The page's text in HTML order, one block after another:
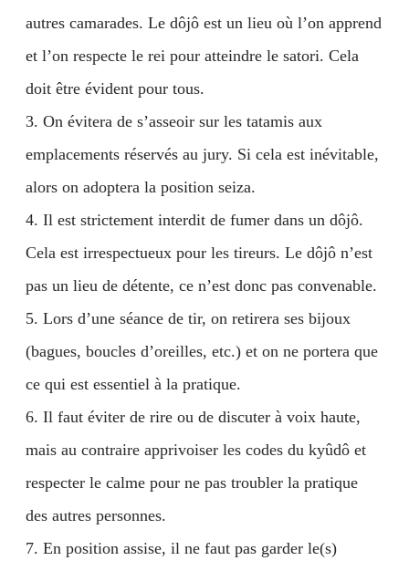
autres camarades. Le dôjô est un lieu où l’on apprend
et l’on respecte le rei pour atteindre le satori. Cela
doit être évident pour tous.
3. On évitera de s’asseoir sur les tatamis aux
emplacements réservés au jury. Si cela est inévitable,
alors on adoptera la position seiza.
4. Il est strictement interdit de fumer dans un dôjô.
Cela est irrespectueux pour les tireurs. Le dôjô n’est
pas un lieu de détente, ce n’est donc pas convenable.
5. Lors d’une séance de tir, on retirera ses bijoux
(bagues, boucles d’oreilles, etc.) et on ne portera que
ce qui est essentiel à la pratique.
6. Il faut éviter de rire ou de discuter à voix haute,
mais au contraire apprivoiser les codes du kyûdô et
respecter le calme pour ne pas troubler la pratique
des autres personnes.
7. En position assise, il ne faut pas garder le(s)